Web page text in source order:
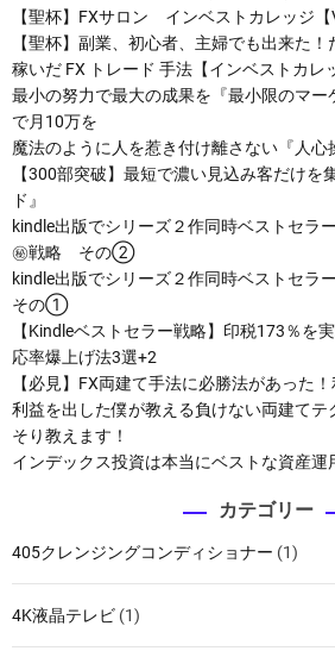
【聖杯】FXサロン インベストカレッジ【
【聖杯】副業、初心者、主婦でも出来た
稼いだ FX トレード 手法【インベストカレ
最小の努力で最大の成果を『最小限のマ
で月10万を
魔法のように人を惹き付け離さない『人心
【300部突破】最短で濃い見込み客だけを
ド』
kindle出版でシリーズ２作同時ベストセラ
㊙戦略 その②
kindle出版でシリーズ２作同時ベストセラ
その①
【Kindleベストセラー戦略】印税173％を
応率爆上げ法3選+2
【必見】FX両建て手法に必勝法があった
利益を出した僕が教える負けない両建てテ
そり教えます！
インデックス投資は本当にベストな資産運
カテゴリー
405クレンジングコンディショナー (1)
4K液晶テレビ (1)